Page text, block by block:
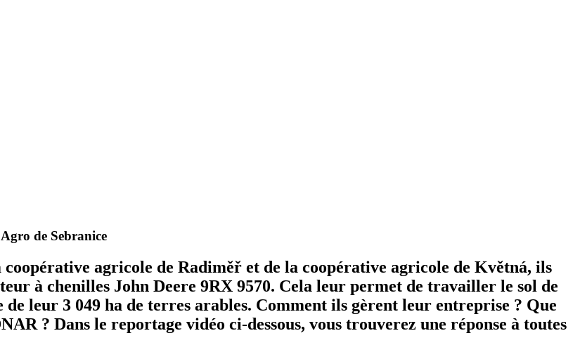
de Sebranice
agricole de Radiměř et de la coopérative agricole de Květná, ils
à chenilles John Deere 9RX 9570. Cela leur permet de travailler le sol de
leur 3 049 ha de terres arables. Comment ils gèrent leur entreprise ? Que
? Dans le reportage vidéo ci-dessous, vous trouverez une réponse à toutes